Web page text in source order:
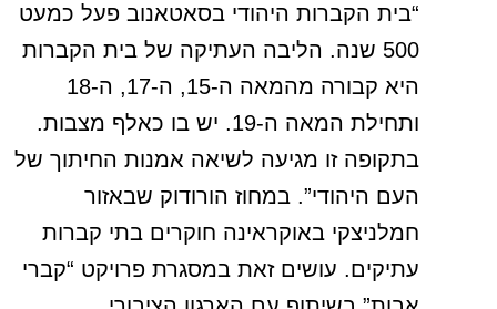
“בית הקברות היהודי בסאטאנוב פעל כמעט
500 שנה. הליבה העתיקה של בית הקברות
היא קבורה מהמאה ה-15, ה-17, ה-18
ותחילת המאה ה-19. יש בו כאלף מצבות.
בתקופה זו מגיעה לשיאה אמנות החיתוך של
העם היהודי”. במחוז הורודוק שבאזור
חמלניצקי באוקראינה חוקרים בתי קברות
עתיקים. עושים זאת במסגרת פרויקט “קברי